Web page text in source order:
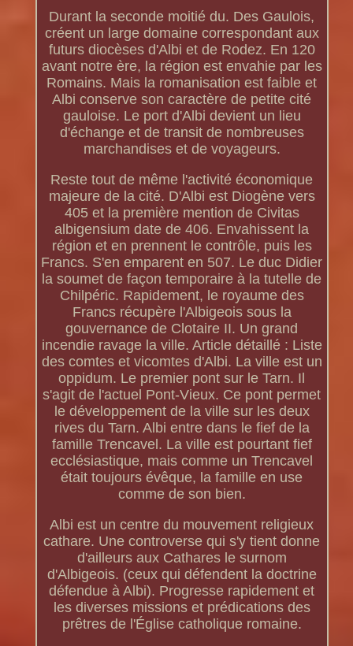
Durant la seconde moitié du. Des Gaulois,
créent un large domaine correspondant aux
futurs diocèses d'Albi et de Rodez. En 120
avant notre ère, la région est envahie par les
Romains. Mais la romanisation est faible et
Albi conserve son caractère de petite cité
gauloise. Le port d'Albi devient un lieu
d'échange et de transit de nombreuses
marchandises et de voyageurs.
Reste tout de même l'activité économique
majeure de la cité. D'Albi est Diogène vers
405 et la première mention de Civitas
albigensium date de 406. Envahissent la
région et en prennent le contrôle, puis les
Francs. S'en emparent en 507. Le duc Didier
la soumet de façon temporaire à la tutelle de
Chilpéric. Rapidement, le royaume des
Francs récupère l'Albigeois sous la
gouvernance de Clotaire II. Un grand
incendie ravage la ville. Article détaillé : Liste
des comtes et vicomtes d'Albi. La ville est un
oppidum. Le premier pont sur le Tarn. Il
s'agit de l'actuel Pont-Vieux. Ce pont permet
le développement de la ville sur les deux
rives du Tarn. Albi entre dans le fief de la
famille Trencavel. La ville est pourtant fief
ecclésiastique, mais comme un Trencavel
était toujours évêque, la famille en use
comme de son bien.
Albi est un centre du mouvement religieux
cathare. Une controverse qui s'y tient donne
d'ailleurs aux Cathares le surnom
d'Albigeois. (ceux qui défendent la doctrine
défendue à Albi). Progresse rapidement et
les diverses missions et prédications des
prêtres de l'Église catholique romaine.